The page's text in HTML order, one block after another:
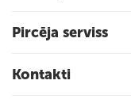
Pircēja serviss
Kontakti